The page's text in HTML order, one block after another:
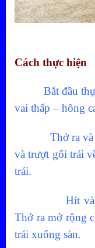
Cách thực hiện
Bắt đầu thực
vai thấp – hông
Thở ra và
và trượt gối trái
trái.
Hít vào khi
Thở ra mở rộng
trái xuống sàn.